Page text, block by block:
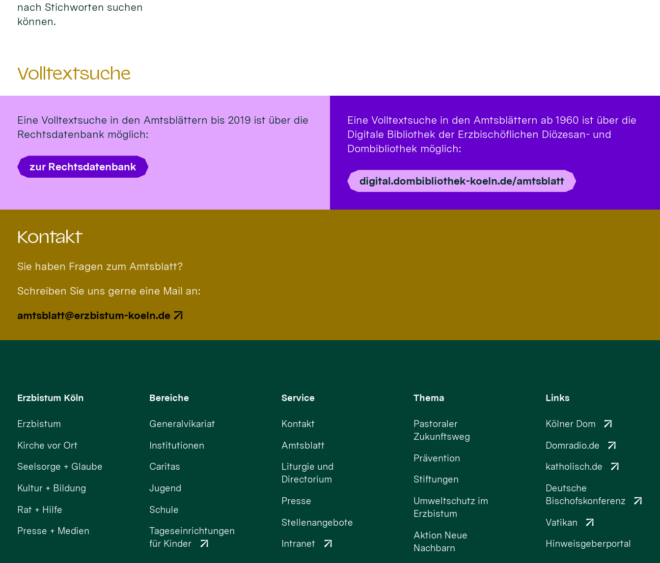
nach Stichworten suchen
können.
Volltextsuche
Eine Volltextsuche in den Amtsblättern bis 2019 ist über die
Rechtsdatenbank möglich:
zur Rechtsdatenbank
Eine Volltextsuche in den Amtsblättern ab 1960 ist über die
Digitale Bibliothek der Erzbischöflichen Diözesan- und
Dombibliothek möglich:
digital.dombibliothek-koeln.de/amtsblatt
Kontakt
Sie haben Fragen zum Amtsblatt?
Schreiben Sie uns gerne eine Mail an:
amtsblatt@erzbistum-koeln.de
Erzbistum Köln
Erzbistum
Kirche vor Ort
Seelsorge + Glaube
Kultur + Bildung
Rat + Hilfe
Presse + Medien
Bereiche
Generalvikariat
Institutionen
Caritas
Jugend
Schule
Tageseinrichtungen
für Kinder
Service
Kontakt
Amtsblatt
Liturgie und
Directorium
Presse
Stellenangebote
Intranet
Thema
Pastoraler
Zukunftsweg
Prävention
Stiftungen
Umweltschutz im
Erzbistum
Aktion Neue
Nachbarn
Links
Kölner Dom
Domradio.de
katholisch.de
Deutsche
Bischofskonferenz
Vatikan
Hinweisgeberportal